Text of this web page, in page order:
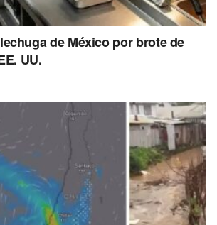
de México por brote de
UU.